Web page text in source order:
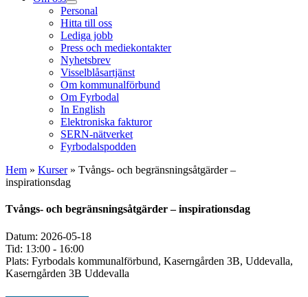
Personal
Hitta till oss
Lediga jobb
Press och mediekontakter
Nyhetsbrev
Visselblåsartjänst
Om kommunalförbund
Om Fyrbodal
In English
Elektroniska fakturor
SERN-nätverket
Fyrbodalspodden
Hem » Kurser» Tvångs- och begränsningsåtgärder –
inspirationsdag
Tvångs- och begränsningsåtgärder – inspirationsdag
Datum: 2026-05-18
Tid: 13:00 - 16:00
Plats: Fyrbodals kommunalförbund, Kaserngården 3B, Uddevalla,
Kaserngården 3B Uddevalla